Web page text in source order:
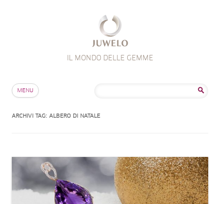
IL MONDO DELLE GEMME
MENU
ARCHIVI TAG: ALBERO DI NATALE